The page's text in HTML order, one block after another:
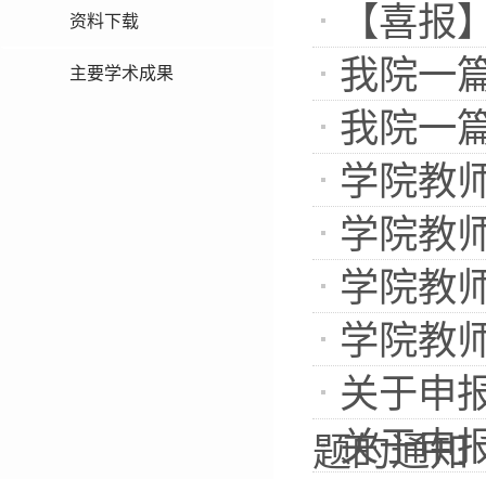
资料下载
主要学术成果
【喜报
我院一
我院一
学院教
学院教
学院教
学院教
关于申
题的通知
关于申